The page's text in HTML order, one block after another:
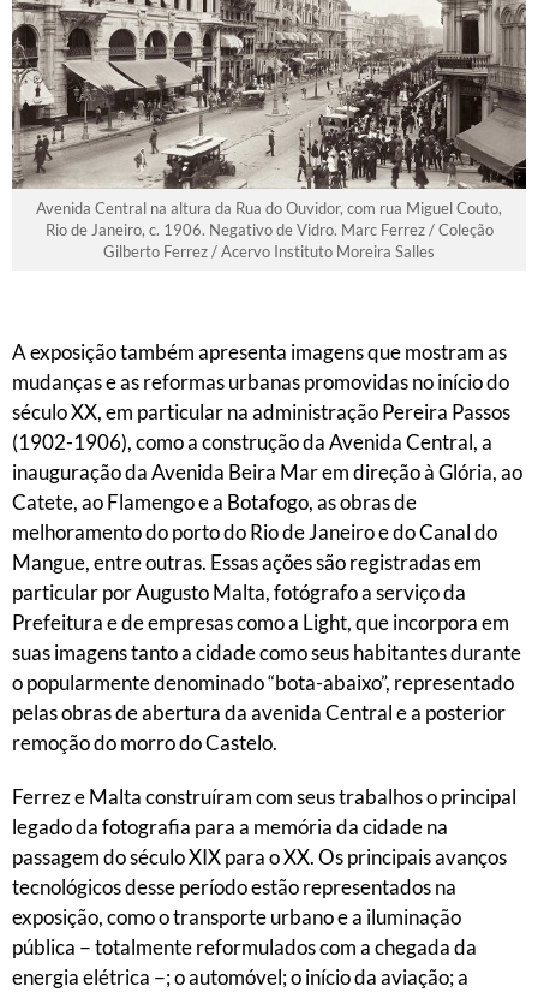
Avenida Central na altura da Rua do Ouvidor, com rua Miguel Couto,
Rio de Janeiro, c. 1906. Negativo de Vidro. Marc Ferrez / Coleção
Gilberto Ferrez / Acervo Instituto Moreira Salles
A exposição também apresenta imagens que mostram as
mudanças e as reformas urbanas promovidas no início do
século XX, em particular na administração Pereira Passos
(1902-1906), como a construção da Avenida Central, a
inauguração da Avenida Beira Mar em direção à Glória, ao
Catete, ao Flamengo e a Botafogo, as obras de
melhoramento do porto do Rio de Janeiro e do Canal do
Mangue, entre outras. Essas ações são registradas em
particular por Augusto Malta, fotógrafo a serviço da
Prefeitura e de empresas como a Light, que incorpora em
suas imagens tanto a cidade como seus habitantes durante
o popularmente denominado “bota-abaixo”, representado
pelas obras de abertura da avenida Central e a posterior
remoção do morro do Castelo.
Ferrez e Malta construíram com seus trabalhos o principal
legado da fotografia para a memória da cidade na
passagem do século XIX para o XX. Os principais avanços
tecnológicos desse período estão representados na
exposição, como o transporte urbano e a iluminação
pública − totalmente reformulados com a chegada da
energia elétrica −; o automóvel; o início da aviação; a